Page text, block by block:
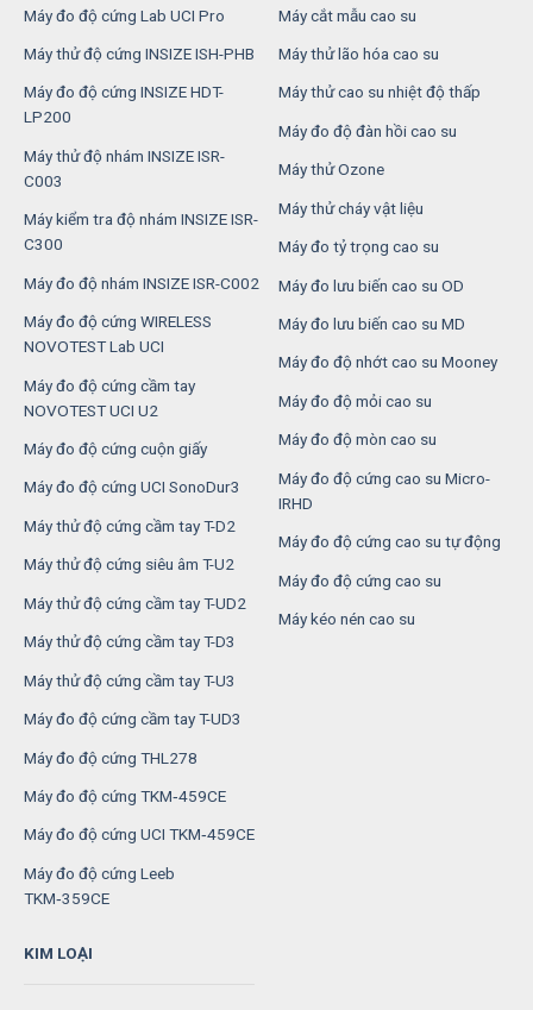
Máy đo độ cứng Lab UCI Pro
Máy thử độ cứng INSIZE ISH-PHB
Máy đo độ cứng INSIZE HDT-
LP200
Máy thử độ nhám INSIZE ISR-
C003
Máy kiểm tra độ nhám INSIZE ISR-
C300
Máy đo độ nhám INSIZE ISR-C002
Máy đo độ cứng WIRELESS
NOVOTEST Lab UCI
Máy đo độ cứng cầm tay
NOVOTEST UCI U2
Máy đo độ cứng cuộn giấy
Máy đo độ cứng UCI SonoDur3
Máy thử độ cứng cầm tay T-D2
Máy thử độ cứng siêu âm T-U2
Máy thử độ cứng cầm tay T-UD2
Máy thử độ cứng cầm tay T-D3
Máy thử độ cứng cầm tay T-U3
Máy đo độ cứng cầm tay T-UD3
Máy đo độ cứng THL278
Máy đo độ cứng TKM‑459CE
Máy đo độ cứng UCI TKM‑459CE
Máy đo độ cứng Leeb
TKM‑359CE
Máy cắt mẫu cao su
Máy thử lão hóa cao su
Máy thử cao su nhiệt độ thấp
Máy đo độ đàn hồi cao su
Máy thử Ozone
Máy thử cháy vật liệu
Máy đo tỷ trọng cao su
Máy đo lưu biến cao su OD
Máy đo lưu biến cao su MD
Máy đo độ nhớt cao su Mooney
Máy đo độ mỏi cao su
Máy đo độ mòn cao su
Máy đo độ cứng cao su Micro-
IRHD
Máy đo độ cứng cao su tự động
Máy đo độ cứng cao su
Máy kéo nén cao su
KIM LOẠI